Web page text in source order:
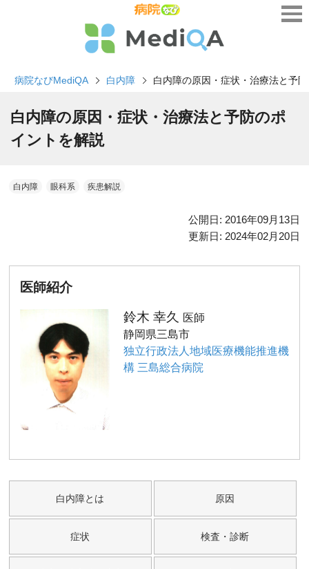
病院なびMediQA 白内障 白内障の原因・症状・治療法と予
白内障の原因・症状・治療法と予防のポ
イントを解説
白内障 眼科系 疾患解説
公開日: 2016年09月13日
更新日: 2024年02月20日
医師紹介
鈴木 幸久
医師
静岡県三島市
独立行政法人地域医療機能推進機
構 三島総合病院
白内障とは 原因
症状 検査・診断